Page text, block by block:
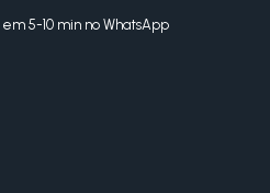
5-10 min no WhatsApp